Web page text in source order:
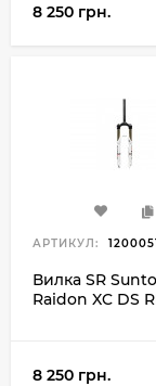
8 250 грн.
АРТИКУЛ:
Вилка SR
Raidon XC DS
8 250 грн.